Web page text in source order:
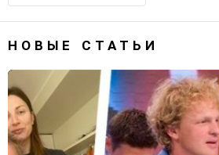
НОВЫЕ СТАТЬИ